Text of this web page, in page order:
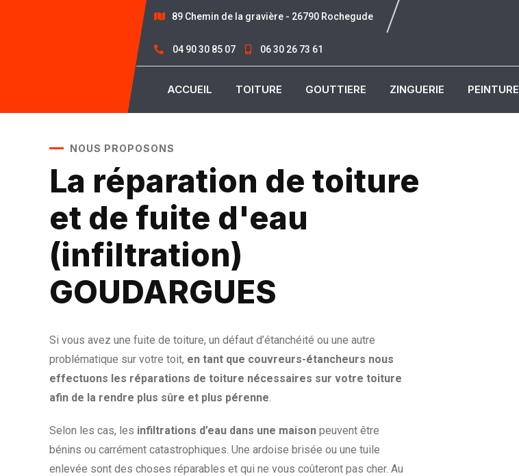
89 Chemin de la gravière - 26790 Rochegude
04 90 30 85 07 06 30 26 73 61
ACCUEIL TOITURE GOUTTIERE ZINGUERIE PEINTURE
NOUS PROPOSONS
La réparation de toiture
et de fuite d'eau
(infiltration)
GOUDARGUES
Si vous avez une fuite de toiture, un défaut d’étanchéité ou une autre
problématique sur votre toit, en tant que couvreurs-étancheurs nous
effectuons les réparations de toiture nécessaires sur votre toiture
afin de la rendre plus sûre et plus pérenne.
Selon les cas, les infiltrations d’eau dans une maison peuvent être
bénins ou carrément catastrophiques. Une ardoise brisée ou une tuile
enlevée sont des choses réparables et qui ne vous coûteront pas cher. Au